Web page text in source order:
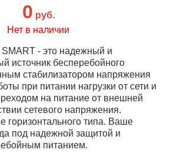
0 руб.
Нет в наличии
- это надежный и
источник бесперебойного
стабилизатором напряжения
при питании нагрузки от сети и
на питание от внешней
сетевого напряжения.
горизонтального типа. Ваше
под надежной защитой и
питанием.